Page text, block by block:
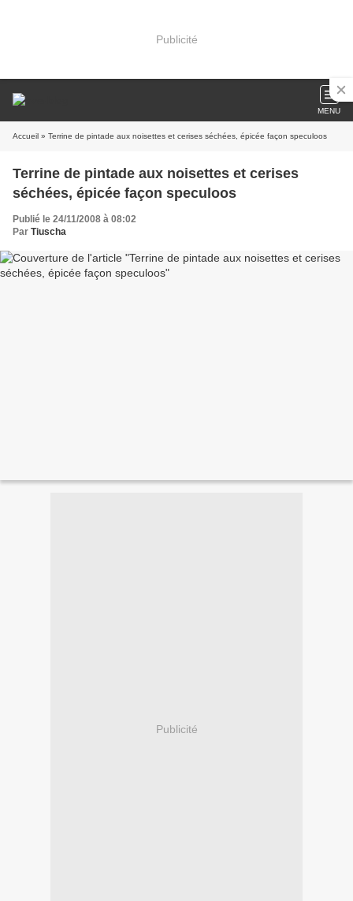
Publicité
MENU
Accueil » Terrine de pintade aux noisettes et cerises séchées, épicée façon speculoos
Terrine de pintade aux noisettes et cerises
séchées, épicée façon speculoos
Publié le 24/11/2008 à 08:02
Par Tiuscha
Publicité